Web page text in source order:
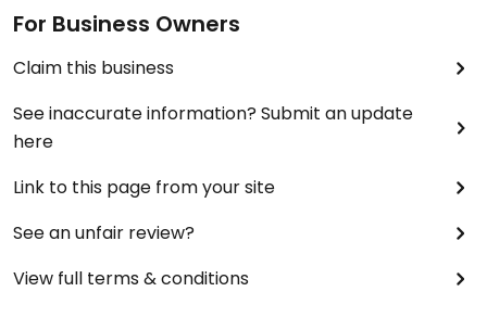
For Business Owners
Claim this business
See inaccurate information? Submit an update
here
Link to this page from your site
See an unfair review?
View full terms & conditions